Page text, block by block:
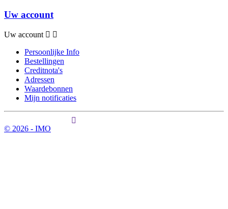
Uw account
Uw account
Persoonlijke Info
Bestellingen
Creditnota's
Adressen
Waardebonnen
Mijn notificaties
© 2026 - IMO